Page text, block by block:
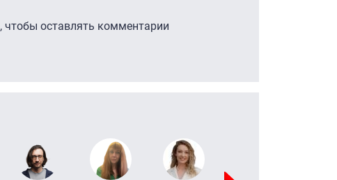
, чтобы оставлять комментарии